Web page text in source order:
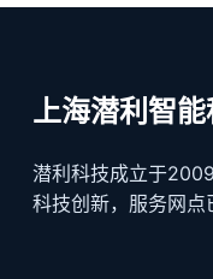
上海潜利智
潜利科技成立于
科技创新，服务网点